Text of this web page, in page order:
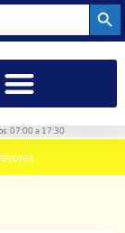
07:00 a 17:30